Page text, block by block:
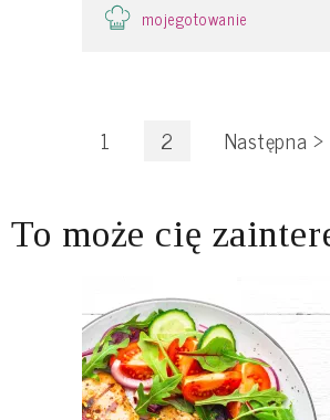
mojegotowanie
1 2 Następna >
To może cię